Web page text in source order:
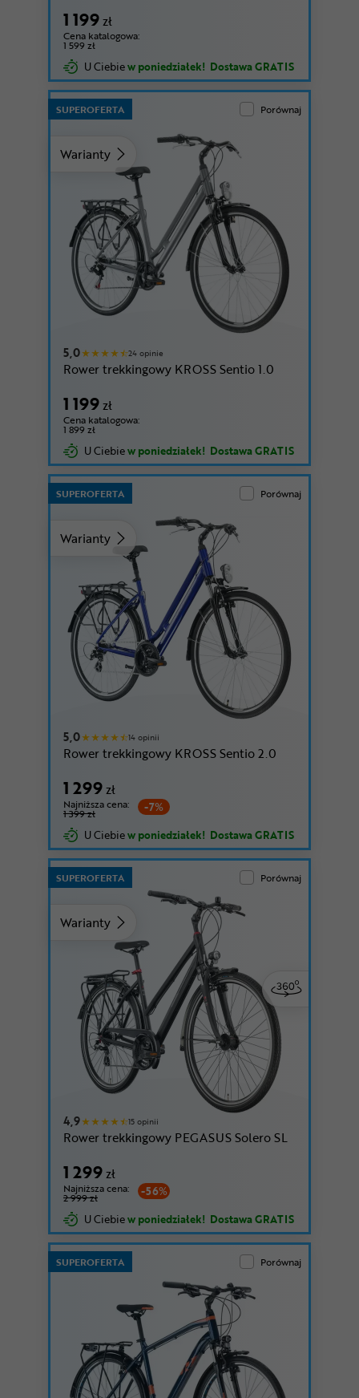
1 199zł
Cena katalogowa:
1 599 zł
U Ciebiew poniedziałek! Dostawa GRATIS
Warianty
SUPEROFERTA Porównaj
5,0 24 opinie
Rower trekkingowy KROSS Sentio 1.0
1 199zł
Cena katalogowa:
1 899 zł
U Ciebiew poniedziałek! Dostawa GRATIS
Warianty
SUPEROFERTA Porównaj
5,0 14 opinii
Rower trekkingowy KROSS Sentio 2.0
1 299zł
-7%
Najniższa cena:
1 399 zł
U Ciebiew poniedziałek! Dostawa GRATIS
Warianty
czerwony | Mid niebieski | Mid
SUPEROFERTA Porównaj
4,9 15 opinii
Rower trekkingowy PEGASUS Solero SL
1 299zł
-56%
Najniższa cena:
2 999 zł
U Ciebiew poniedziałek! Dostawa GRATIS
SUPEROFERTA Porównaj